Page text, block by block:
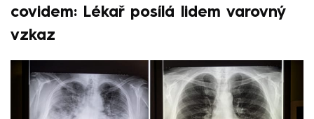
covidem: Lékař posílá lidem varovný
vzkaz